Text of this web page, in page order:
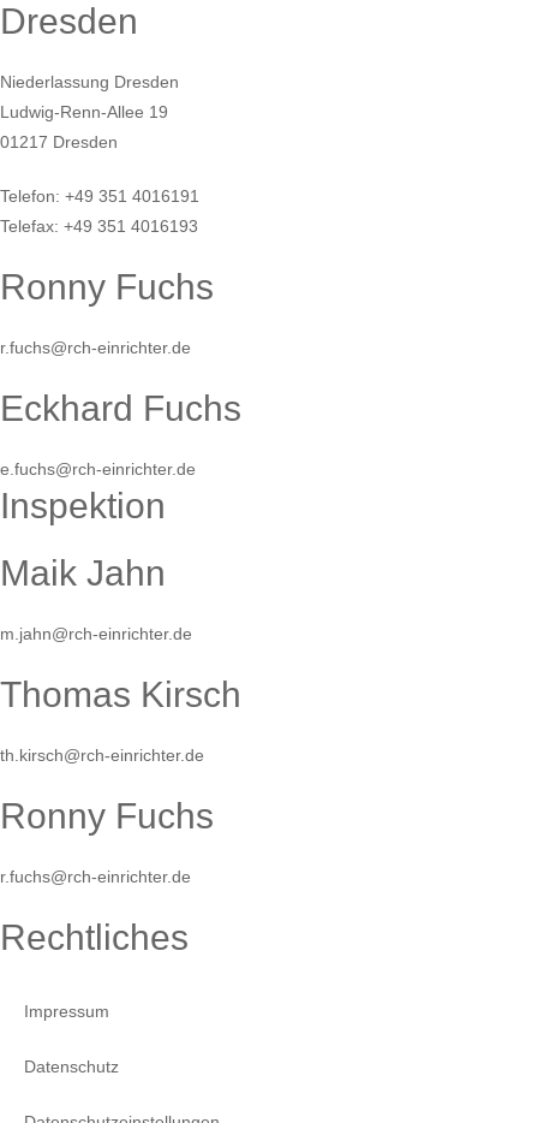
Dresden
Niederlassung Dresden
Ludwig-Renn-Allee 19
01217 Dresden
Telefon: +49 351 4016191
Telefax: +49 351 4016193
Ronny Fuchs
r.fuchs@rch-einrichter.de
Eckhard Fuchs
e.fuchs@rch-einrichter.de
Inspektion
Maik Jahn
m.jahn@rch-einrichter.de
Thomas Kirsch
th.kirsch@rch-einrichter.de
Ronny Fuchs
r.fuchs@rch-einrichter.de
Rechtliches
Impressum
Datenschutz